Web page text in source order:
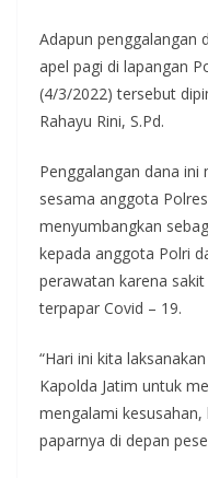
Adapun penggalangan
apel pagi di lapangan
(4/3/2022) tersebut
Rahayu Rini, S.Pd.
Penggalangan dana ini
sesama anggota
menyumbangkan
kepada anggota Polri
perawatan karena
terpapar Covid – 19.
“Hari ini kita
Kapolda Jatim untuk
mengalami kesusahan,
paparnya di depan